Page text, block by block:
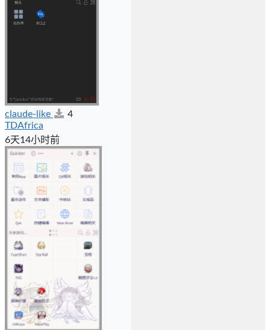
claude-like
4
TDAfrica
6天14小时前